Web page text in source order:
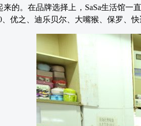
的。在品牌选择上，SaSa生活馆
优之、迪乐贝尔、大嘴猴、保罗、